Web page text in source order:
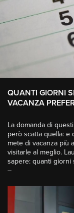
QUANTI GIORNI
VACANZA
La domanda di
però scatta quella: e
mete di vacanza più
visitarle al meglio.
sapere: quanti
–